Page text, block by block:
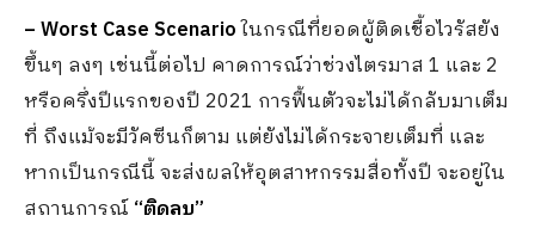
– Worst Case Scenarioในกรณีที่ยอดผู้ติดเชื้อไวรัสยัง
ขึ้นๆ ลงๆ เช่นนี้ต่อไป คาดการณ์ว่าช่วงไตรมาส 1 และ 2
หรือครึ่งปีแรกของปี 2021 การฟื้นตัวจะไม่ได้กลับมาเต็ม
ที่ ถึงแม้จะมีวัคซีนก็ตาม แต่ยังไม่ได้กระจายเต็มที่ และ
หากเป็นกรณีนี้ จะส่งผลให้อุตสาหกรรมสื่อทั้งปี จะอยู่ใน
สถานการณ์“ติดลบ”